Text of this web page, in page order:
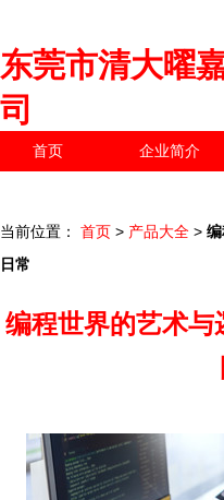
东莞市清大曜
司
首页 企业简介
当前位置： 首页 > 产品大全 >
日常
编程世界的艺术与